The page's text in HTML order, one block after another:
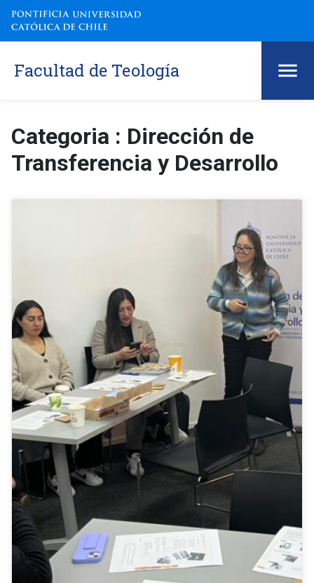
Facultad de Teología
Categoria : Dirección de
Transferencia y Desarrollo